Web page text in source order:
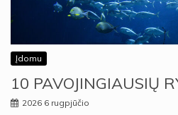
Įdomu
10 PAVOJINGIAUSIŲ
2026 6 rugpjūčio